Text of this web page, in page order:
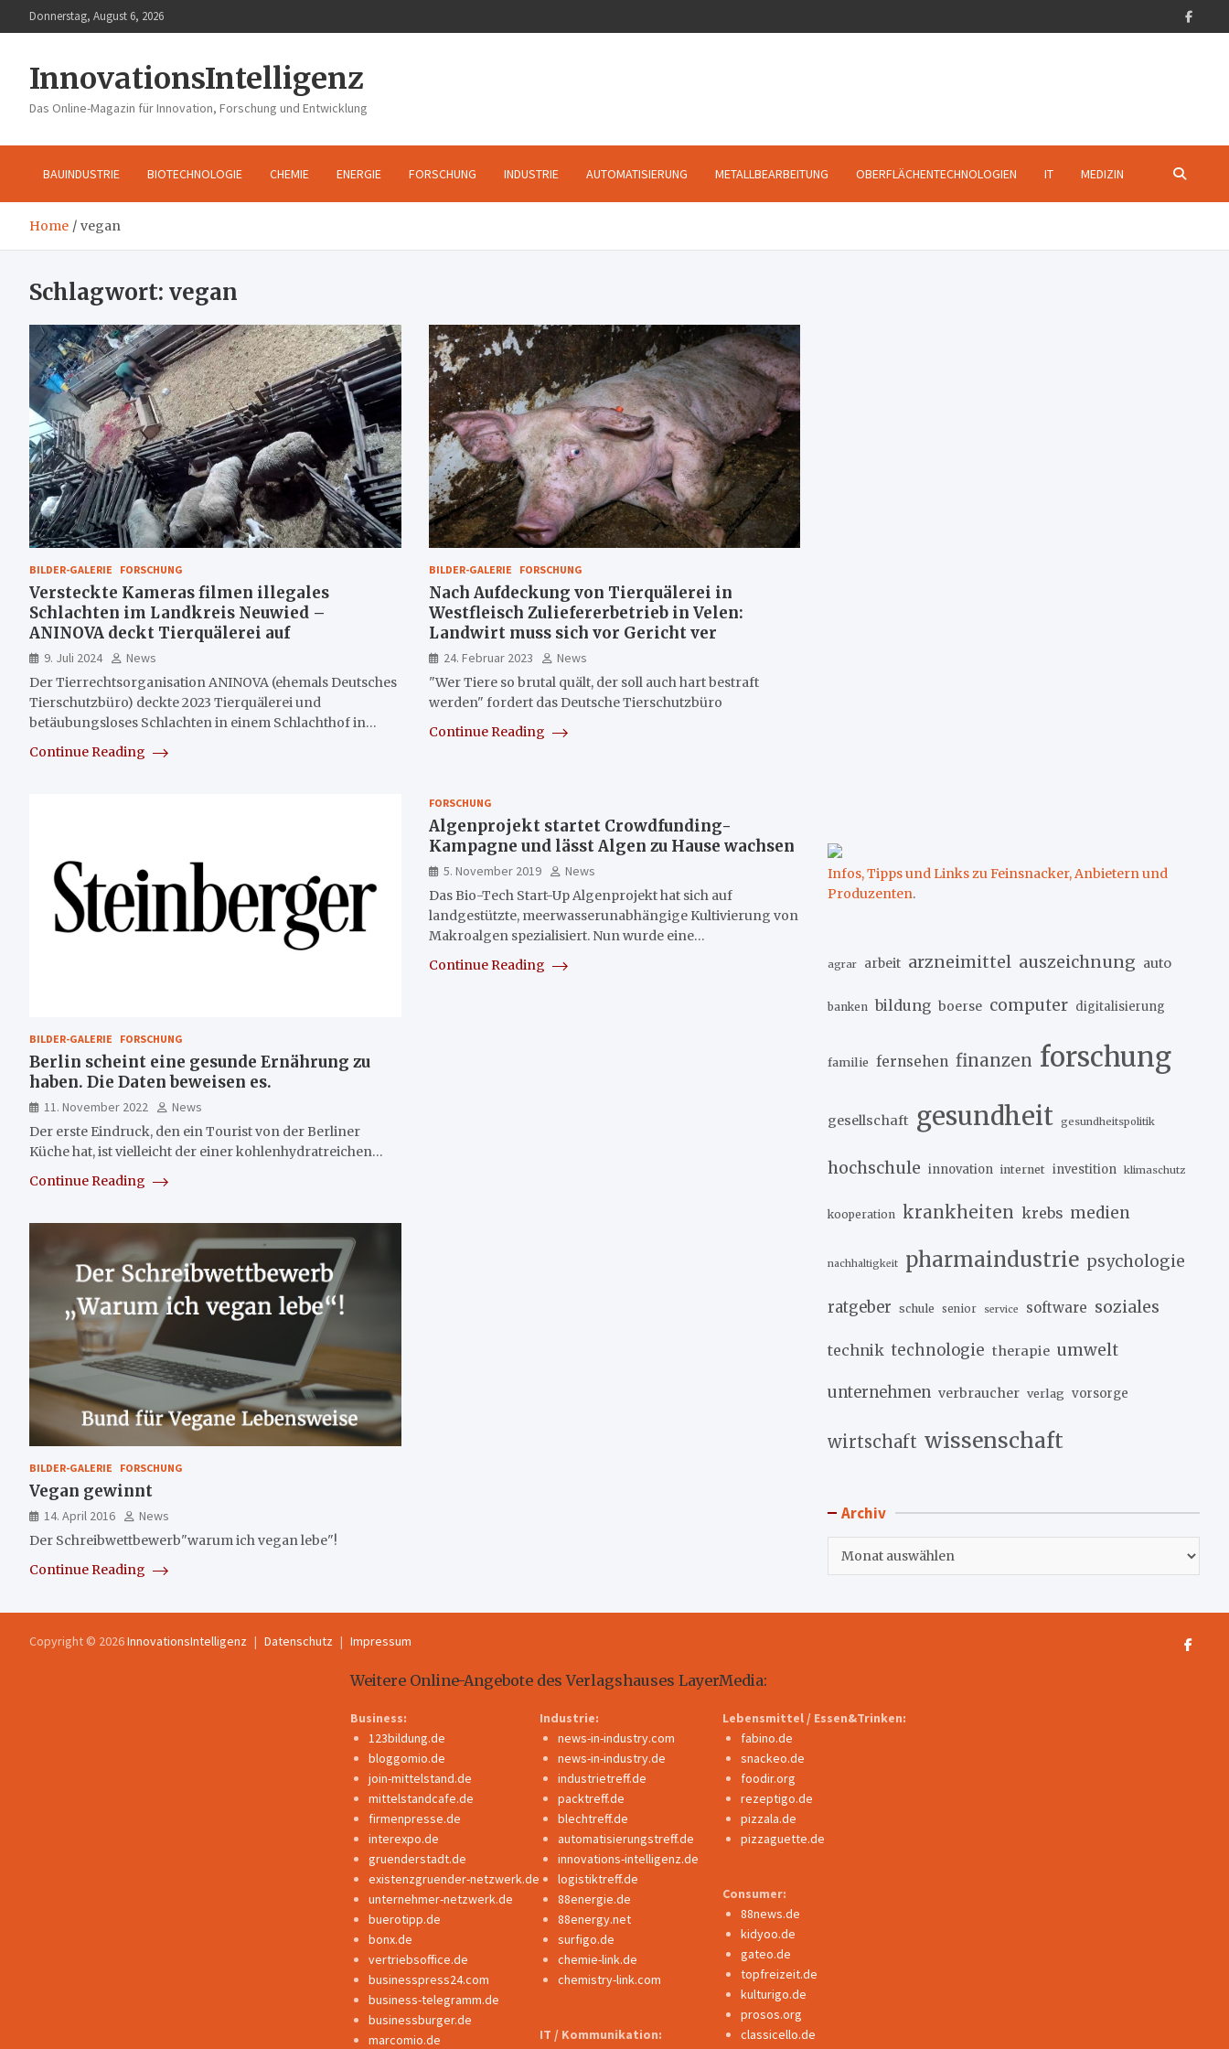
to
Donnerstag, August 6, 2026
InnovationsIntelligenz
Das Online-Magazin für Innovation, Forschung und Entwicklung
BAUINDUSTRIE BIOTECHNOLOGIE CHEMIE ENERGIE FORSCHUNG INDUSTRIE AUTOMATISIERUNG METALLBEARBEITUNG OBERFLÄCHENTECHNOLOGIEN IT MEDIZIN
Home vegan
Schlagwort: vegan
BILDER-GALERIE FORSCHUNG
Versteckte Kameras filmen illegales
Schlachten im Landkreis Neuwied –
ANINOVA deckt Tierquälerei auf
9. Juli 2024
News
Der Tierrechtsorganisation ANINOVA (ehemals Deutsches
Tierschutzbüro) deckte 2023 Tierquälerei und
betäubungsloses Schlachten in einem Schlachthof in…
Continue Reading
BILDER-GALERIE FORSCHUNG
Nach Aufdeckung von Tierquälerei in
Westfleisch Zuliefererbetrieb in Velen:
Landwirt muss sich vor Gericht ver
24. Februar 2023
News
"Wer Tiere so brutal quält, der soll auch hart bestraft
werden" fordert das Deutsche Tierschutzbüro
Continue Reading
BILDER-GALERIE FORSCHUNG
Berlin scheint eine gesunde Ernährung zu
haben. Die Daten beweisen es.
11. November 2022
News
Der erste Eindruck, den ein Tourist von der Berliner
Küche hat, ist vielleicht der einer kohlenhydratreichen…
Continue Reading
FORSCHUNG
Algenprojekt startet Crowdfunding-
Kampagne und lässt Algen zu Hause wachsen
5. November 2019
News
Das Bio-Tech Start-Up Algenprojekt hat sich auf
landgestützte, meerwasserunabhängige Kultivierung von
Makroalgen spezialisiert. Nun wurde eine…
Continue Reading
BILDER-GALERIE FORSCHUNG
Vegan gewinnt
14. April 2016
News
Der Schreibwettbewerb"warum ich vegan lebe"!
Continue Reading
Infos, Tipps und Links zu Feinsnacker, Anbietern und
Produzenten.
agrar arbeit arzneimittel auszeichnung auto
banken bildung boerse computer digitalisierung
familie fernsehen finanzen forschung
gesellschaft gesundheit gesundheitspolitik
hochschule innovation internet investition klimaschutz
kooperation krankheiten krebs medien
nachhaltigkeit pharmaindustrie psychologie
ratgeber schule senior service software soziales
technik technologie therapie umwelt
unternehmen verbraucher verlag vorsorge
wirtschaft wissenschaft
Archiv
Copyright © 2026InnovationsIntelligenz Datenschutz Impressum
Weitere Online-Angebote des Verlagshauses LayerMedia:
Business:
123bildung.de
bloggomio.de
join-mittelstand.de
mittelstandcafe.de
firmenpresse.de
interexpo.de
gruenderstadt.de
existenzgruender-netzwerk.de
unternehmer-netzwerk.de
buerotipp.de
bonx.de
vertriebsoffice.de
businesspress24.com
business-telegramm.de
businessburger.de
marcomio.de
Industrie:
news-in-industry.com
news-in-industry.de
industrietreff.de
packtreff.de
blechtreff.de
automatisierungstreff.de
innovations-intelligenz.de
logistiktreff.de
88energie.de
88energy.net
surfigo.de
chemie-link.de
chemistry-link.com
IT / Kommunikation:
Lebensmittel / Essen&Trinken:
fabino.de
snackeo.de
foodir.org
rezeptigo.de
pizzala.de
pizzaguette.de
Consumer:
88news.de
kidyoo.de
gateo.de
topfreizeit.de
kulturigo.de
prosos.org
classicello.de